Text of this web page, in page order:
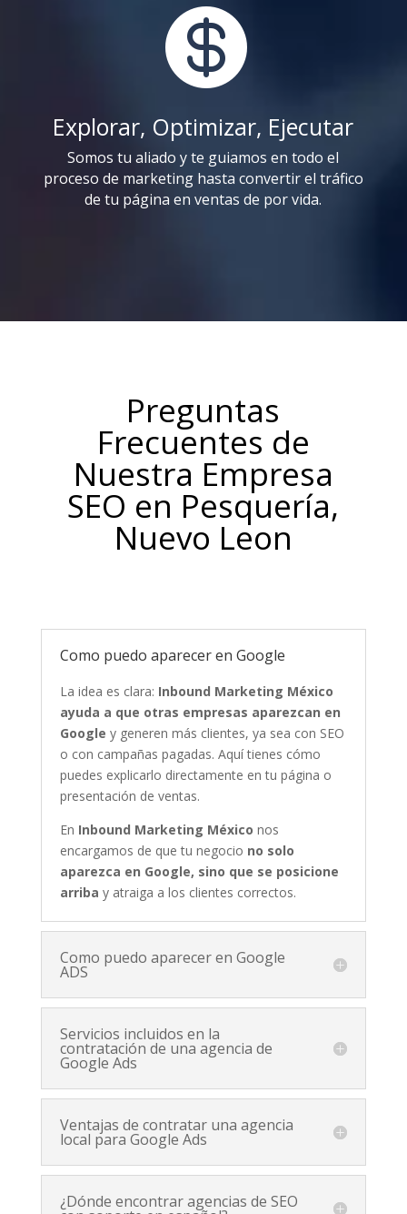

Explorar, Optimizar, Ejecutar
Somos tu aliado y te guiamos en todo el
proceso de marketing hasta convertir el tráfico
de tu página en ventas de por vida.
Preguntas
Frecuentes de
Nuestra Empresa
SEO en Pesquería,
Nuevo Leon
Como puedo aparecer en Google
La idea es clara: Inbound Marketing México
ayuda a que otras empresas aparezcan en
Google y generen más clientes, ya sea con SEO
o con campañas pagadas. Aquí tienes cómo
puedes explicarlo directamente en tu página o
presentación de ventas.
En Inbound Marketing México nos
encargamos de que tu negocio no solo
aparezca en Google, sino que se posicione
arriba y atraiga a los clientes correctos.
Como puedo aparecer en Google
ADS
Servicios incluidos en la
contratación de una agencia de
Google Ads
Ventajas de contratar una agencia
local para Google Ads
¿Dónde encontrar agencias de SEO